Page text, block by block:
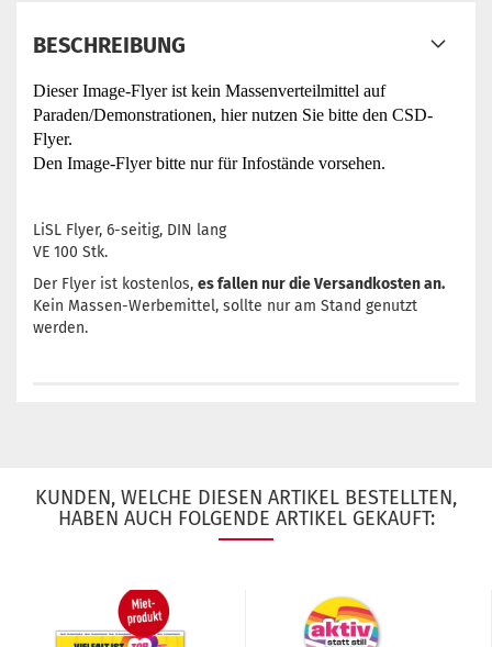
BESCHREIBUNG
Dieser Image-Flyer ist kein Massenverteilmittel auf
Paraden/Demonstrationen, hier nutzen Sie bitte den CSD-
Flyer.
Den Image-Flyer bitte nur für Infostände vorsehen.
LiSL Flyer, 6-seitig, DIN lang
VE 100 Stk.
Der Flyer ist kostenlos, es fallen nur die Versandkosten an.
Kein Massen-Werbemittel, sollte nur am Stand genutzt
werden.
KUNDEN, WELCHE DIESEN ARTIKEL BESTELLTEN,
HABEN AUCH FOLGENDE ARTIKEL GEKAUFT: